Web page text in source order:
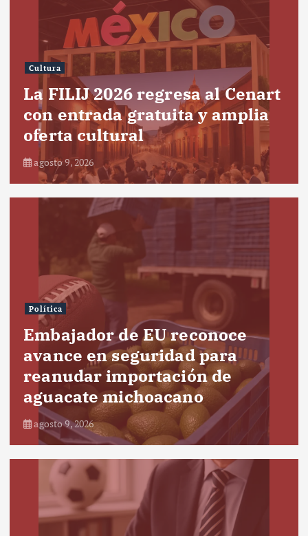
Cultura
La FILIJ 2026 regresa al Cenart
con entrada gratuita y amplia
oferta cultural
agosto 9, 2026
Política
Embajador de EU reconoce
avance en seguridad para
reanudar importación de
aguacate michoacano
agosto 9, 2026